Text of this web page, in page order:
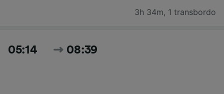
3h 34m, 1 transbordo
05:14 08:39